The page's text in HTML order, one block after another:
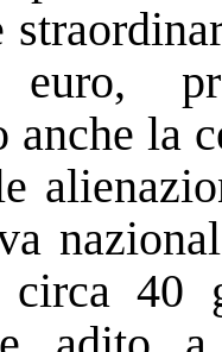
anche la
40